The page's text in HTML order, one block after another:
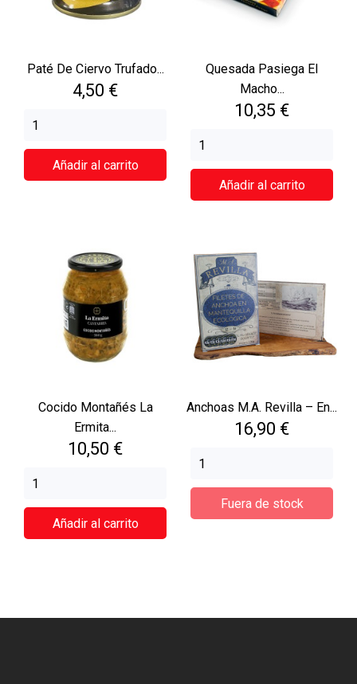
Paté De Ciervo Trufado...
Precio
4,50 €
Añadir al carrito
Quesada Pasiega El
Macho...
Precio
10,35 €
Añadir al carrito
Cocido Montañés La
Ermita...
Precio
10,50 €
Añadir al carrito
Anchoas M.A. Revilla – En...
Precio
16,90 €
Fuera de stock